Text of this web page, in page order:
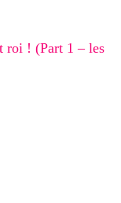
roi ! (Part 1 – les